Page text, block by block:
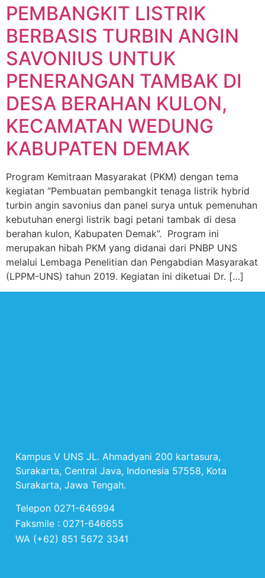
PEMBANGKIT LISTRIK
BERBASIS TURBIN ANGIN
SAVONIUS UNTUK
PENERANGAN TAMBAK DI
DESA BERAHAN KULON,
KECAMATAN WEDUNG
KABUPATEN DEMAK
Program Kemitraan Masyarakat (PKM) dengan tema
kegiatan “Pembuatan pembangkit tenaga listrik hybrid
turbin angin savonius dan panel surya untuk pemenuhan
kebutuhan energi listrik bagi petani tambak di desa
berahan kulon, Kabupaten Demak”. Program ini
merupakan hibah PKM yang didanai dari PNBP UNS
melalui Lembaga Penelitian dan Pengabdian Masyarakat
(LPPM-UNS) tahun 2019. Kegiatan ini diketuai Dr. […]
Kampus V UNS JL. Ahmadyani 200 kartasura,
Surakarta, Central Java, Indonesia 57558, Kota
Surakarta, Jawa Tengah.
Telepon 0271-646994
Faksmile : 0271-646655
WA (+62) 851 5672 3341